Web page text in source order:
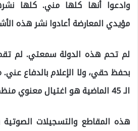
وادعوا أنها كلها مني. كلها
مؤيدي المعارضة أعادوا نشر هذه
لم تحم هذه الدولة سمعتي. لم
بحفظ حقي، ولا الإعلام بالدفاع
الـ 45 الماضية هو اغتيال معنوي منظم.
هذه المقاطع والتسجيلات الصوتية